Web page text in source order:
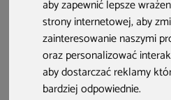
aby zapewnić lepsze
strony internetowej,aby
zainteresowanie naszymi
oraz personalizować
aby dostarczać reklamy
bardziej odpowiednie.